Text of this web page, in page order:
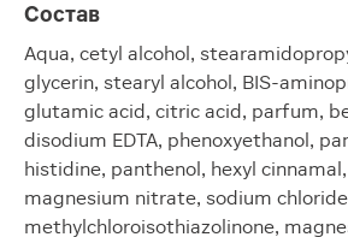
Состав
Aqua, cetyl alcohol,
glycerin, stearyl alcohol, BIS-
glutamic acid, citric acid, parfum,
disodium EDTA, phenoxyethanol,
histidine, panthenol, hexyl
magnesium nitrate, sodium
methylchloroisothiazolinone,